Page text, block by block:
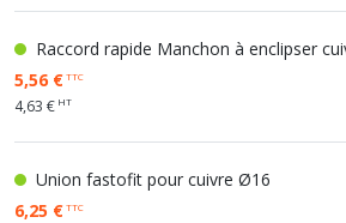
Raccord rapide Manchon à enclipser
5,56 €TTC
4,63 € HT
Union fastofit pour cuivre Ø16
6,25 €TTC